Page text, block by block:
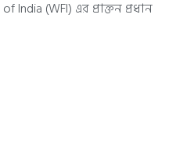
(WFI) এর প্রাক্তন প্রধান